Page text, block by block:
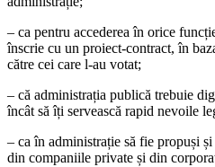
– ca pentru accederea în orice
înscrie cu un proiect-contract, în
către cei care l-au votat;
– că administrația publică trebuie
încât să îți servească rapid nevoile
– ca în administrație să fie propuși
din companiile private și din